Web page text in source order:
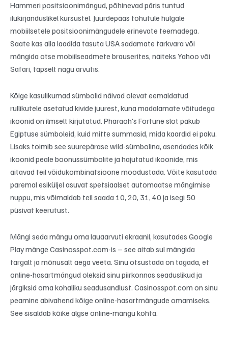
Hammeri positsioonimängud, põhinevad päris tuntud
ilukirjanduslikel kursustel. Juurdepääs tohutule hulgale
mobiilsetele positsioonimängudele erinevate teemadega.
Saate kas alla laadida tasuta USA sadamate tarkvara või
mängida otse mobiilseadmete brauserites, näiteks Yahoo või
Safari, täpselt nagu arvutis.
Kõige kasulikumad sümbolid näivad olevat eemaldatud
rullikutele asetatud kivide juurest, kuna madalamate võitudega
ikoonid on ilmselt kirjutatud. Pharaoh's Fortune slot pakub
Egiptuse sümboleid, kuid mitte summasid, mida kaardid ei paku.
Lisaks toimib see suurepärase wild-sümbolina, asendades kõik
ikoonid peale boonussümbolite ja hajutatud ikoonide, mis
aitavad teil võidukombinatsioone moodustada. Võite kasutada
paremal esiküljel asuvat spetsiaalset automaatse mängimise
nuppu, mis võimaldab teil saada 10, 20, 31, 40 ja isegi 50
püsivat keerutust.
Mängi seda mängu oma lauaarvuti ekraanil, kasutades Google
Play mänge Casinosspot.com-is – see aitab sul mängida
targalt ja mõnusalt aega veeta. Sinu otsustada on tagada, et
online-hasartmängud oleksid sinu piirkonnas seaduslikud ja
järgiksid oma kohaliku seadusandlust. Casinosspot.com on sinu
peamine abivahend kõige online-hasartmängude omamiseks.
See sisaldab kõike algse online-mängu kohta.